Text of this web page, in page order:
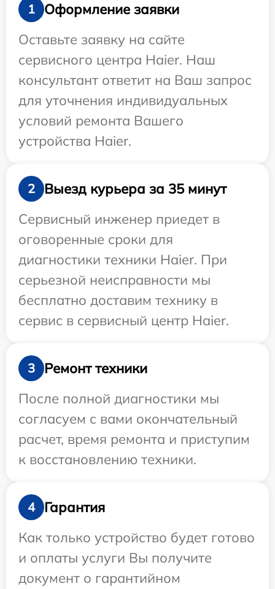
1
Оформление заявки
Оставьте заявку на сайте
сервисного центра Haier. Наш
консультант ответит на Ваш запрос
для уточнения индивидуальных
условий ремонта Вашего
устройства Haier.
2
Выезд курьера за 35 минут
Сервисный инженер приедет в
оговоренные сроки для
диагностики техники Haier. При
серьезной неисправности мы
бесплатно доставим технику в
сервис в сервисный центр Haier.
3
Ремонт техники
После полной диагностики мы
согласуем с вами окончательный
расчет, время ремонта и приступим
к восстановлению техники.
4
Гарантия
Как только устройство будет готово
и оплаты услуги Вы получите
документ о гарантийном